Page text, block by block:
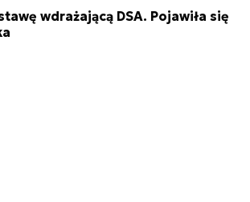
wdrażającą DSA. Pojawiła się